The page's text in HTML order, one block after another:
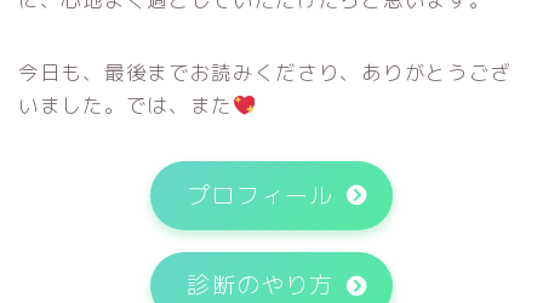
今日も、最後までお読みくださり、ありがとうござ
いました。では、また
プロフィール
診断のやり方